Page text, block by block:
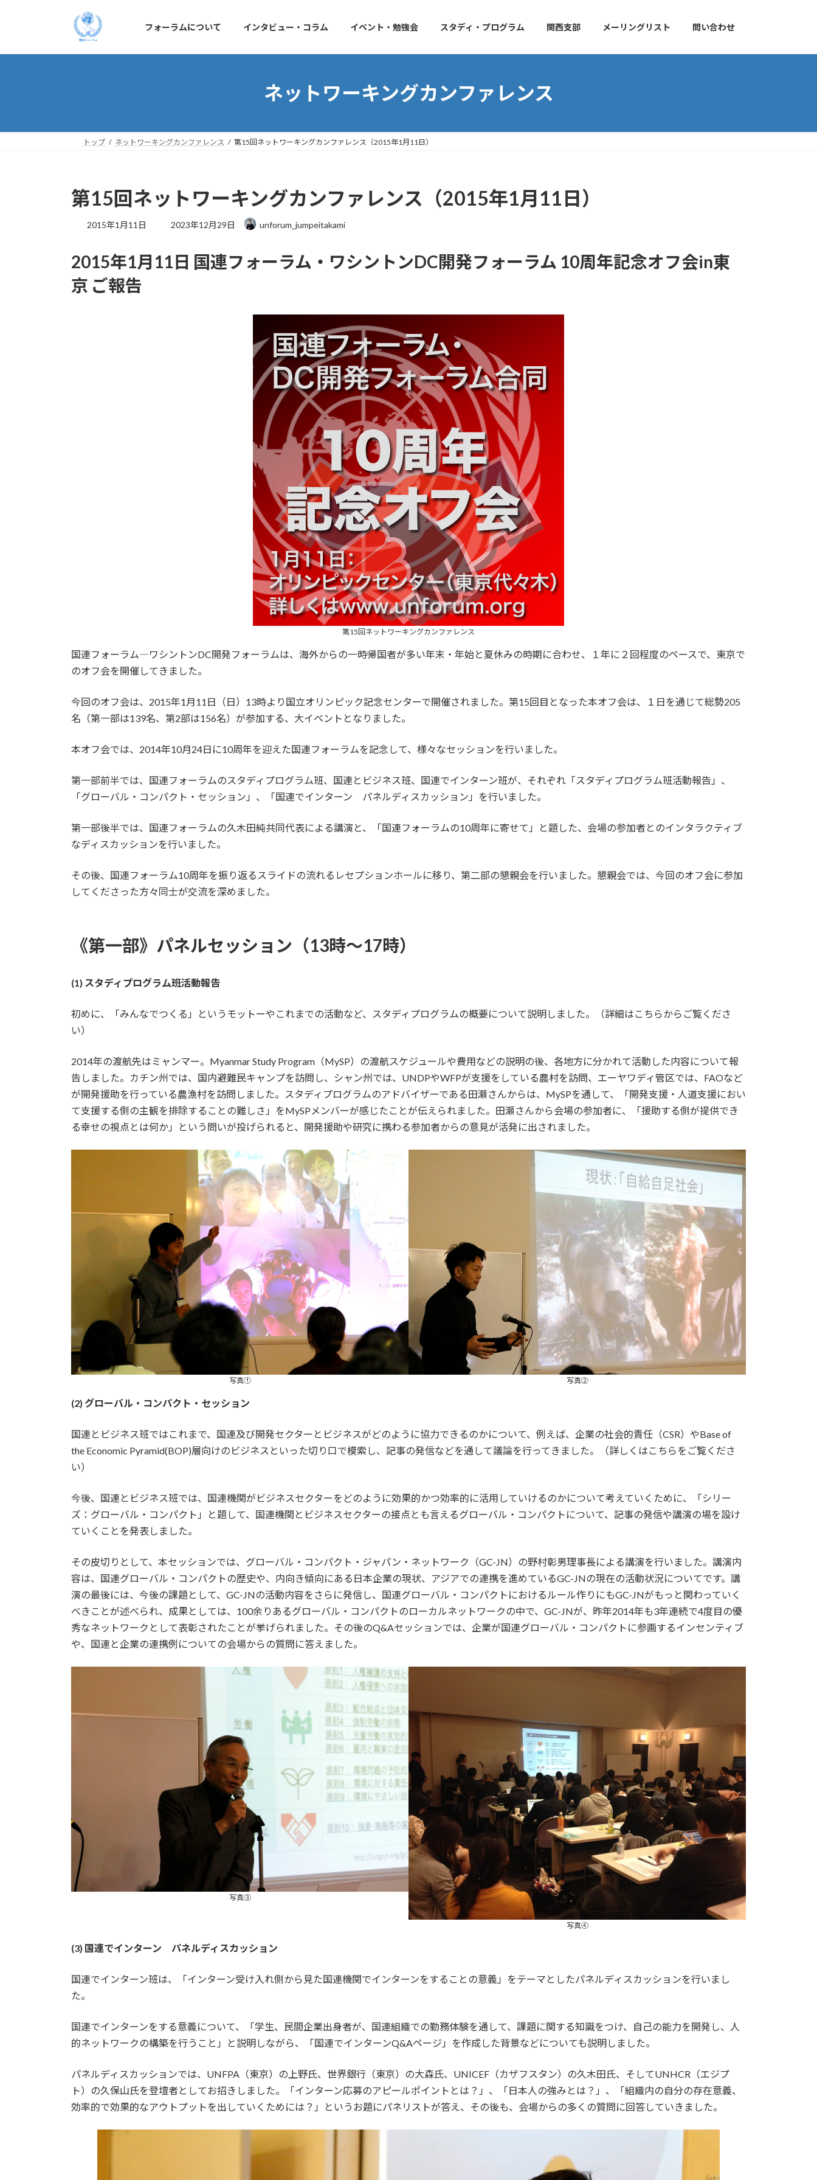
フォーラムについて インタビュー・コラム イベント・勉強会 スタディ・プログラム 関西支部 メーリングリスト 問い合わせ
ネットワーキングカンファレンス
トップ ネットワーキングカンファレンス 第15回ネットワーキングカンファレンス（2015年1月11日）
第15回ネットワーキングカンファレンス（2015年1月11日）
2015年1月11日
最
新
日
2023年12月29日 unforum_jumpeitakami
2015年1月11日 国連フォーラム・ワシントンDC開発フォーラム 10周年記念オフ会in東
京 ご報告
第15回ネットワーキングカンファレンス
国連フォーラム―ワシントンDC開発フォーラムは、海外からの一時帰国者が多い年末・年始と夏休みの時期に合わせ、１年に２回程度のペースで、東京で
のオフ会を開催してきました。
今回のオフ会は、2015年1月11日（日）13時より国立オリンピック記念センターで開催されました。第15回目となった本オフ会は、１日を通じて総勢205
名（第一部は139名、第2部は156名）が参加する、大イベントとなりました。
本オフ会では、2014年10月24日に10周年を迎えた国連フォーラムを記念して、様々なセッションを行いました。
第一部前半では、国連フォーラムのスタディプログラム班、国連とビジネス班、国連でインターン班が、それぞれ「スタディプログラム班活動報告」、
「グローバル・コンパクト・セッション」、「国連でインターン パネルディスカッション」を行いました。
第一部後半では、国連フォーラムの久木田純共同代表による講演と、「国連フォーラムの10周年に寄せて」と題した、会場の参加者とのインタラクティブ
なディスカッションを行いました。
その後、国連フォーラム10周年を振り返るスライドの流れるレセプションホールに移り、第二部の懇親会を行いました。懇親会では、今回のオフ会に参加
してくださった方々同士が交流を深めました。
《第一部》パネルセッション（13時～17時）
(1) スタディプログラム班活動報告
初めに、「みんなでつくる」というモットーやこれまでの活動など、スタディプログラムの概要について説明しました。（詳細はこちらからご覧くださ
い）
2014年の渡航先はミャンマー。Myanmar Study Program（MySP）の渡航スケジュールや費用などの説明の後、各地方に分かれて活動した内容について報
告しました。カチン州では、国内避難民キャンプを訪問し、シャン州では、UNDPやWFPが支援をしている農村を訪問、エーヤワディ管区では、FAOなど
が開発援助を行っている農漁村を訪問しました。スタディプログラムのアドバイザーである田瀬さんからは、MySPを通して、「開発支援・人道支援におい
て支援する側の主観を排除することの難しさ」をMySPメンバーが感じたことが伝えられました。田瀬さんから会場の参加者に、「援助する側が提供でき
る幸せの視点とは何か」という問いが投げられると、開発援助や研究に携わる参加者からの意見が活発に出されました。
写真① 写真②
(2) グローバル・コンパクト・セッション
国連とビジネス班ではこれまで、国連及び開発セクターとビジネスがどのように協力できるのかについて、例えば、企業の社会的責任（CSR）やBase of
the Economic Pyramid(BOP)層向けのビジネスといった切り口で模索し、記事の発信などを通して議論を行ってきました。（詳しくはこちらをご覧くださ
い）
今後、国連とビジネス班では、国連機関がビジネスセクターをどのように効果的かつ効率的に活用していけるのかについて考えていくために、「シリー
ズ：グローバル・コンパクト」と題して、国連機関とビジネスセクターの接点とも言えるグローバル・コンパクトについて、記事の発信や講演の場を設け
ていくことを発表しました。
その皮切りとして、本セッションでは、グローバル・コンパクト・ジャパン・ネットワーク（GC-JN）の野村彰男理事長による講演を行いました。講演内
容は、国連グローバル・コンパクトの歴史や、内向き傾向にある日本企業の現状、アジアでの連携を進めているGC-JNの現在の活動状況についてです。講
演の最後には、今後の課題として、GC-JNの活動内容をさらに発信し、国連グローバル・コンパクトにおけるルール作りにもGC-JNがもっと関わっていく
べきことが述べられ、成果としては、100余りあるグローバル・コンパクトのローカルネットワークの中で、GC-JNが、昨年2014年も3年連続で4度目の優
秀なネットワークとして表彰されたことが挙げられました。その後のQ&Aセッションでは、企業が国連グローバル・コンパクトに参画するインセンティブ
や、国連と企業の連携例についての会場からの質問に答えました。
写真③
写真④
(3) 国連でインターン パネルディスカッション
国連でインターン班は、「インターン受け入れ側から見た国連機関でインターンをすることの意義」をテーマとしたパネルディスカッションを行いまし
た。
国連でインターンをする意義について、「学生、民間企業出身者が、国連組織での勤務体験を通して、課題に関する知識をつけ、自己の能力を開発し、人
的ネットワークの構築を行うこと」と説明しながら、「国連でインターンQ&Aページ」を作成した背景などについても説明しました。
パネルディスカッションでは、UNFPA（東京）の上野氏、世界銀行（東京）の大森氏、UNICEF（カザフスタン）の久木田氏、そしてUNHCR（エジプ
ト）の久保山氏を登壇者としてお招きしました。「インターン応募のアピールポイントとは？」、「日本人の強みとは？」、「組織内の自分の存在意義、
効率的で効果的なアウトプットを出していくためには？」というお題にパネリストが答え、その後も、会場からの多くの質問に回答していきました。